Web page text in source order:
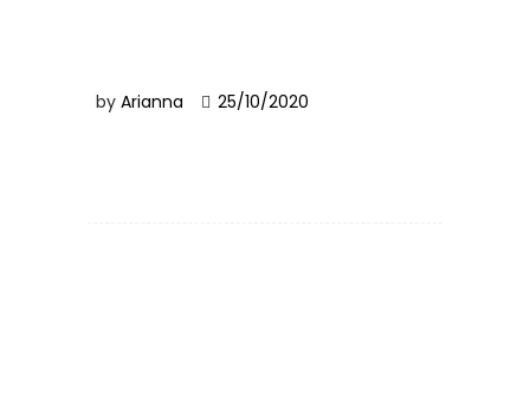
by Arianna 25/10/2020